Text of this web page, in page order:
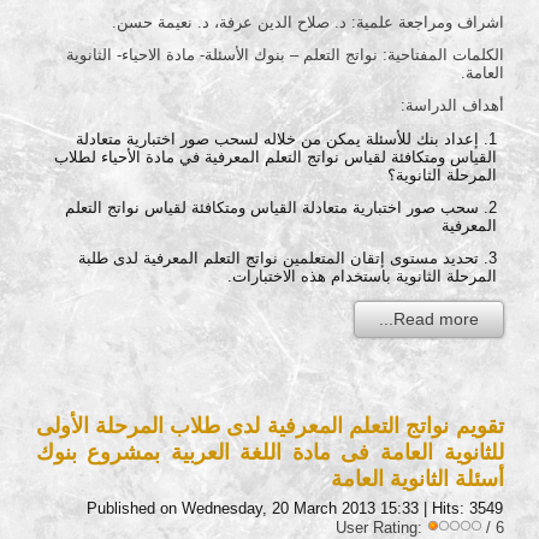
اشراف ومراجعة علمية: د. صلاح الدين عرفة، د. نعيمة حسن.
الكلمات المفتاحية: نواتج التعلم – بنوك الأسئلة- مادة الاحياء- الثانوية
العامة.
أهداف الدراسة:
إعداد بنك للأسئلة يمكن من خلاله لسحب صور اختبارية متعادلة
القياس ومتكافئة لقياس نواتج التعلم المعرفية في مادة الأحياء لطلاب
المرحلة الثانوية؟
سحب صور اختبارية متعادلة القياس ومتكافئة لقياس نواتج التعلم
المعرفية
تحديد مستوى إتقان المتعلمين نواتج التعلم المعرفية لدى طلبة
المرحلة الثانوية باستخدام هذه الاختبارات.
Read more...
تقويم نواتج التعلم المعرفية لدى طلاب المرحلة الأولى
للثانوية العامة فى مادة اللغة العربية بمشروع بنوك
أسئلة الثانوية العامة
Published on Wednesday, 20 March 2013 15:33| Hits: 3549
User Rating:
/ 6